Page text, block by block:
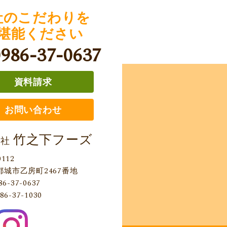
のこだわりを
能ください
37-0637
資料請求
お問い合わせ
竹之下フーズ
城市乙房町2467番地
37-0637
37-1030